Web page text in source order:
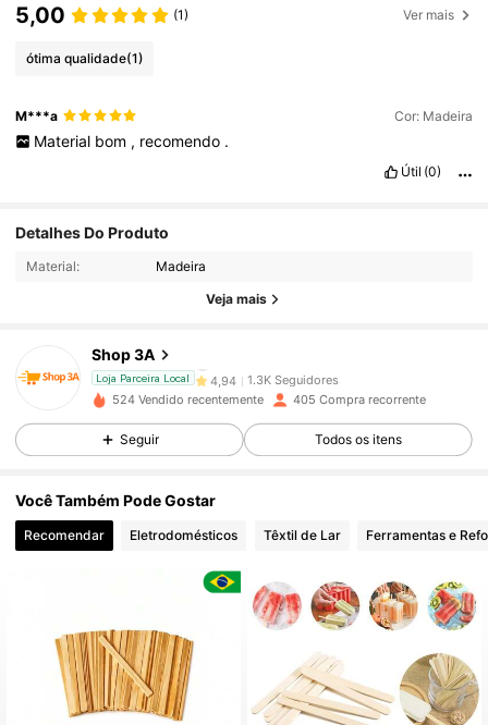
5,00 (1) Ver mais
ótima qualidade(1)
M***a Cor: Madeira
Material bom , recomendo .
Útil (0)
Detalhes Do Produto
Material: Madeira
Veja mais
Shop 3A
Loja Parceira Local 4,94 1.3K Seguidores
4,94 1.3K Seguidores
4,94 1.3K Seguidores
4,94 1.3K Seguidores
1.3K Seguidores
524 Vendido recentemente 405 Compra recorrente
Seguir Todos os itens
Você Também Pode Gostar
Recomendar Eletrodomésticos Têxtil de Lar Ferramentas e